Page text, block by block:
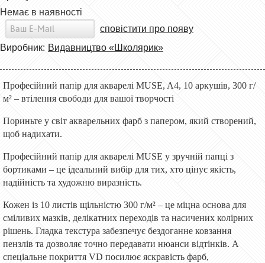
Немає в наявності
сповістити про появу
Виробник: Видавництво «Школярик»
Професійний папір для акварелі MUSE, A4, 10 аркушів, 300 г/
м² – втілення свободи для вашої творчості
Пориньте у світ акварельних фарб з папером, який створений,
щоб надихати.
Професійний папір для акварелі MUSE у зручній папці з
бортиками – це ідеальний вибір для тих, хто цінує якість,
надійність та художню виразність.
Кожен із 10 листів щільністю 300 г/м² – це міцна основа для
сміливих мазків, делікатних переходів та насичених колірних
рішень. Гладка текстура забезпечує бездоганне ковзання
пензлів та дозволяє точно передавати нюанси відтінків. А
спеціальне покриття VD посилює яскравість фарб,